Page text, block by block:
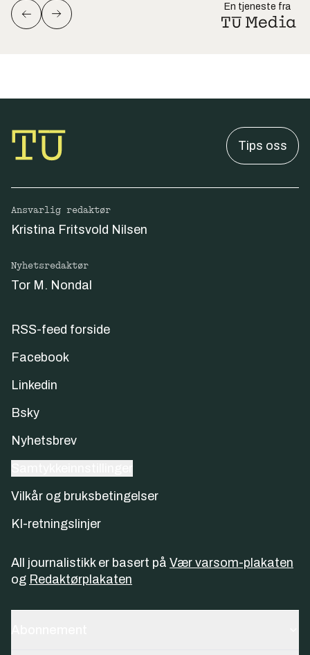
En tjeneste fra
Tips oss
Ansvarlig redaktør
Kristina Fritsvold Nilsen
Nyhetsredaktør
Tor M. Nondal
RSS-feed forside
Facebook
Linkedin
Bsky
Nyhetsbrev
Vilkår og bruksbetingelser
KI-retningslinjer
All journalistikk er basert på Vær varsom-plakaten
og Redaktørplakaten